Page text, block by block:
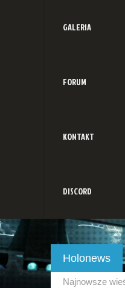
GALERIA
FORUM
KONTAKT
DISCORD
Holonews
Najnowsze